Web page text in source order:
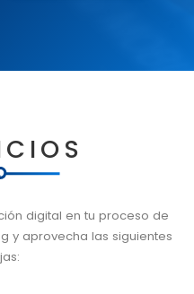
digital en tu proceso de
y aprovecha las siguientes